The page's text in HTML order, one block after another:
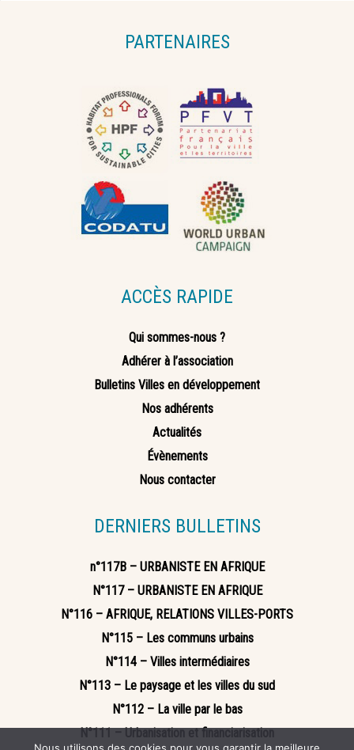
PARTENAIRES
ACCÈS RAPIDE
Qui sommes-nous ?
Adhérer à l’association
Bulletins Villes en développement
Nos adhérents
Actualités
Évènements
Nous contacter
DERNIERS BULLETINS
n°117B – URBANISTE EN AFRIQUE
N°117 – URBANISTE EN AFRIQUE
N°116 – AFRIQUE, RELATIONS VILLES-PORTS
N°115 – Les communs urbains
N°114 – Villes intermédiaires
N°113 – Le paysage et les villes du sud
N°112 – La ville par le bas
N°111 – Urbanisation et financiarisation